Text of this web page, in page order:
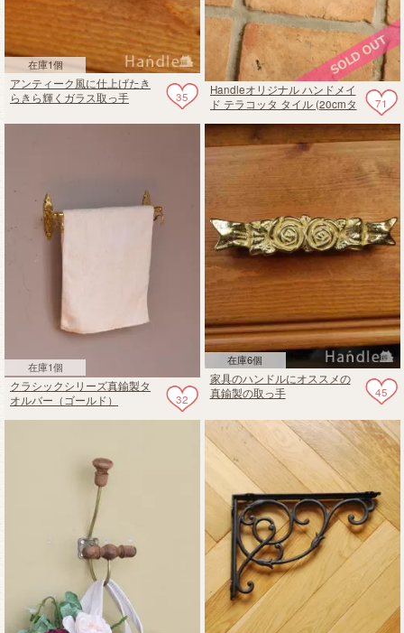
在庫1個
35
アンティーク風に仕上げたき
らきら輝くガラス取っ手
71
Handleオリジナル ハンドメイ
ド テラコッタ タイル (20cmタ
在庫1個
32
クラシックシリーズ真鍮製タ
オルバー（ゴールド）
在庫6個
45
家具のハンドルにオススメの
真鍮製の取っ手